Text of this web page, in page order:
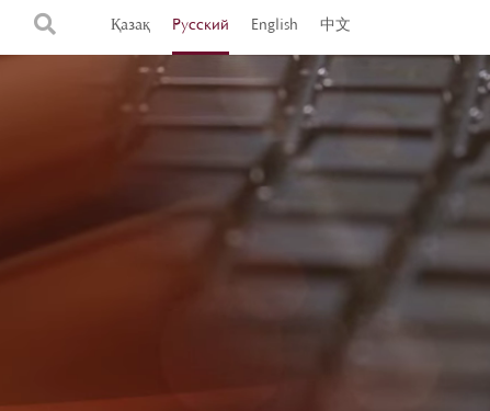
Қазақ Русский English 中文